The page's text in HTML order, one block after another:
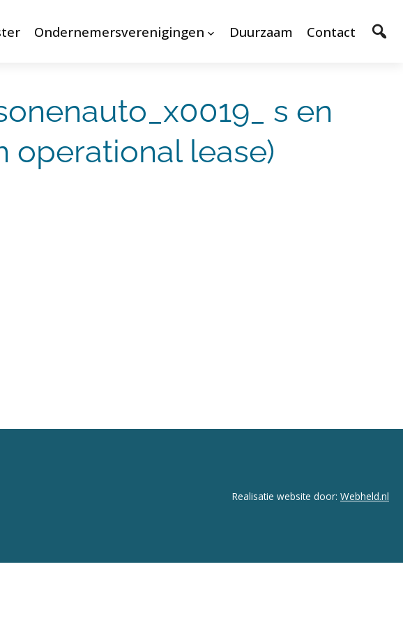
Ondernemersverenigingen Duurzaam Contact
s en
operational lease)
Realisatie website door: Webheld.nl